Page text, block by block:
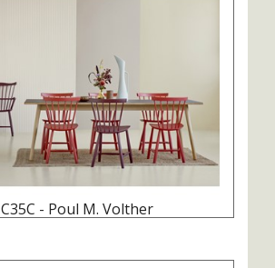
C35C - Poul M. Volther